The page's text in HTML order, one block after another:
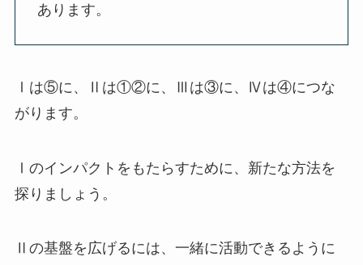
あります。
Ⅰは⑤に、Ⅱは①②に、Ⅲは③に、Ⅳは④につな
がります。
Ⅰのインパクトをもたらすために、新たな方法を
探りましょう。
Ⅱの基盤を広げるには、一緒に活動できるように